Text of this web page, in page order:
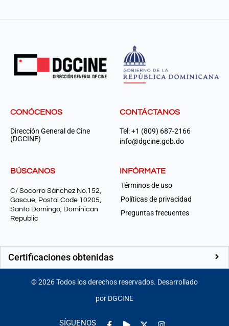
CONÓCENOS
Dirección General de Cine
(DGCINE)
CONTÁCTANOS
Tel: +1 (809) 687-2166
info@dgcine.gob.do
BÚSCANOS
C/ Socorro Sánchez No.152,
Gascue, Postal Code 10205,
Santo Domingo, Dominican
Republic
INFÓRMATE
Términos de uso
Políticas de privacidad
Preguntas frecuentes
Certificaciones obtenidas
©2026Todos los derechos reservados. Desarrollado
por DGCINE
SÍGUENOS
Facebook-
Play Instagram